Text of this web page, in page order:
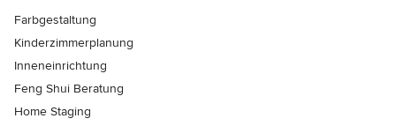
Farbgestaltung
Kinderzimmerplanung
Inneneinrichtung
Feng Shui Beratung
Home Staging